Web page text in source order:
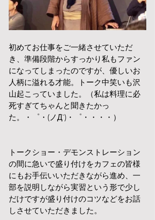
初めてお仕事をご一緒させていただ
き、準備段階からすっかり私もファン
になってしまったのですが、優しいお
人柄に溢れる才能。トーク中笑いも沢
山起こっていました。（私は料理に必
死すぎてちゃんと聞きたかっ
た。・゜・(ノД`)・゜・・・・）
トークショー・デモンストレーション
の間に急いで盛り付けをカフェの皆様
にもお手伝いいただきながら進め、一
部を説明しながら実習という形で少し
だけですが盛り付けのコツなどをお話
しさせていただきました。